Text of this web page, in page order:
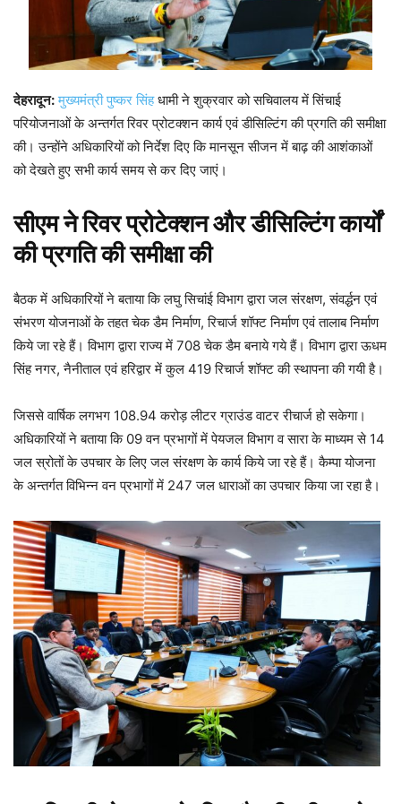
देहरादून: मुख्यमंत्री पुष्कर सिंहधामी ने शुक्रवार को सचिवालय में सिंचाई
परियोजनाओं के अन्तर्गत रिवर प्रोटक्शन कार्य एवं डीसिल्टिंग की प्रगति की समीक्षा
की। उन्होंने अधिकारियों को निर्देश दिए कि मानसून सीजन में बाढ़ की आशंकाओं
को देखते हुए सभी कार्य समय से कर दिए जाएं।
सीएम ने रिवर प्रोटेक्शन और डीसिल्टिंग कार्यों
की प्रगति की समीक्षा की
बैठक में अधिकारियों ने बताया कि लघु सिचांई विभाग द्वारा जल संरक्षण, संवर्द्धन एवं
संभरण योजनाओं के तहत चेक डैम निर्माण, रिचार्ज शॉफ्ट निर्माण एवं तालाब निर्माण
किये जा रहे हैं। विभाग द्वारा राज्य में 708 चेक डैम बनाये गये हैं। विभाग द्वारा ऊधम
सिंह नगर, नैनीताल एवं हरिद्वार में कुल 419 रिचार्ज शॉफ्ट की स्थापना की गयी है।
जिससे वार्षिक लगभग 108.94 करोड़ लीटर ग्राउंड वाटर रीचार्ज हो सकेगा।
अधिकारियों ने बताया कि 09 वन प्रभागों में पेयजल विभाग व सारा के माध्यम से 14
जल स्रोतों के उपचार के लिए जल संरक्षण के कार्य किये जा रहे हैं। कैम्पा योजना
के अन्तर्गत विभिन्न वन प्रभागों में 247 जल धाराओं का उपचार किया जा रहा है।